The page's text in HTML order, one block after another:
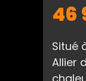
46
Situé
Allier